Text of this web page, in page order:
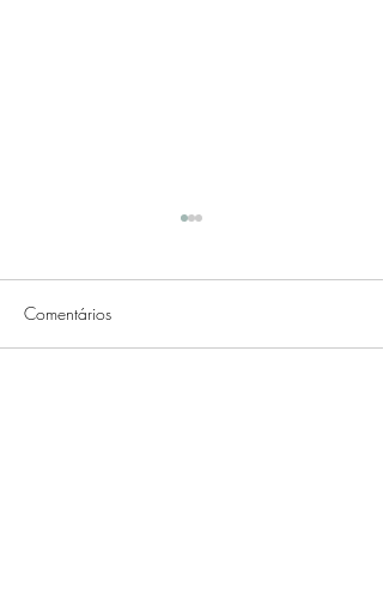
Comentários